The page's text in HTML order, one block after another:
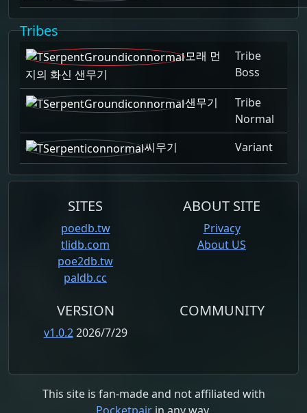
Tribes
모래 먼
지의 화신 샌무기
Tribe
Boss
샌무기
Tribe
Normal
씨무기
Variant
SITES
poedb.tw
tlidb.com
poe2db.tw
paldb.cc
ABOUT SITE
Privacy
About US
VERSION
v1.0.22026/7/29
COMMUNITY
This site is fan-made and not affiliated with